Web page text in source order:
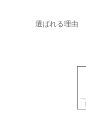
選ばれる理由